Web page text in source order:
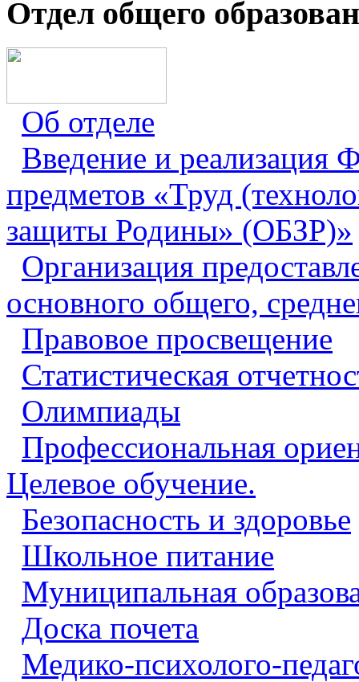
Отдел общего
Об отделе
Введение и
предметов «Труд
защиты Родины» (ОБЗР)»
Организация
основного общего,
Правовое просвещение
Статистическая
Олимпиады
Профессиональная
Целевое обучение.
Безопасность и здоровье
Школьное питание
Муниципальная
Доска почета
Медико-психолого-